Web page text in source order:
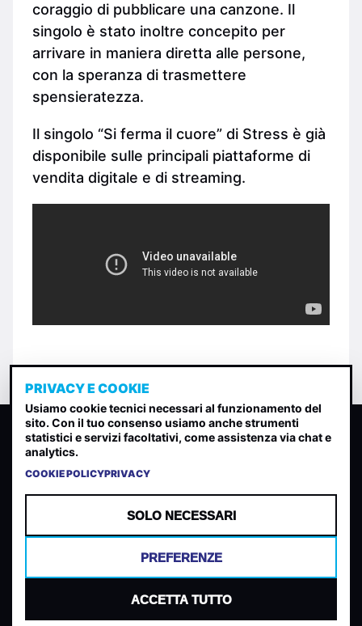
coraggio di pubblicare una canzone. Il
singolo è stato inoltre concepito per
arrivare in maniera diretta alle persone,
con la speranza di trasmettere
spensieratezza.
Il singolo “Si ferma il cuore” di Stress è già
disponibile sulle principali piattaforme di
vendita digitale e di streaming.
CLASSIFICA INDIE
Classifica per indice di gradimento generata dall analisi di
TERMINI E CONDIZIONI PRIVACY POLICY
COOKIES PREFERENZE COOKIES
PRIVACY E COOKIE
Usiamo cookie tecnici necessari al funzionamento del
sito. Con il tuo consenso usiamo anche strumenti
statistici e servizi facoltativi, come assistenza via chat e
analytics.
COOKIE POLICYPRIVACY
SOLO NECESSARI
PREFERENZE
ACCETTA TUTTO